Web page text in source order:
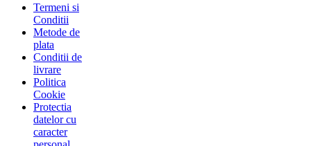
Termeni si
Conditii
Metode de
plata
Conditii de
livrare
Politica
Cookie
Protectia
datelor cu
caracter